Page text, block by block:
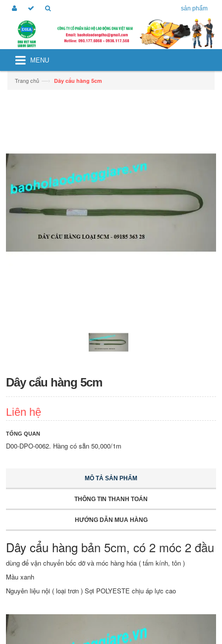
sản phẩm
MENU
Trang chủ —› Dây cẩu hàng 5cm
Dây cẩu hàng 5cm
Liên hệ
TỔNG QUAN
D00-DPO-0062. Hàng có sẵn 50,000/1m
MÔ TẢ SẢN PHẨM
THÔNG TIN THANH TOÁN
HƯỚNG DẪN MUA HÀNG
Dây cẩu hàng bản 5cm, có 2 móc 2 đầu
dùng để vận chuyển bốc dỡ và móc hàng hóa ( tấm kính, tôn )
Mầu xanh
Nguyên liệu nội ( loại trơn ) Sợi POLYESTE chịu áp lực cao